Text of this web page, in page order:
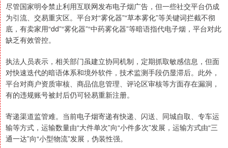
尽管国家明令禁止利用互联网发布电子烟广告，但一些社交平台仍成
为引流、交易重灾区。平台对“雾化器”“草本雾化”等关键词拦截不彻
底，有卖家用“dd”“雾化器”“中药雾化器”等暗语指代电子烟，平台对此
缺乏有效管控。
执法人员表示，相关部门虽建立协同机制，定期抓取敏感信息，但面
对快速迭代的暗语体系和境外软件，技术监测手段仍显滞后。此外，
平台对商户资质审核、商品信息管理、评论区审核等方面存在漏洞，
有的违规账号被封后仍可轻易重新注册。
寄递渠道监管难。当前电子烟寄递有快递、闪送、同城自取、专车运
输等方式，运输数量由“大件单次”向“小件多次”发展，运输方式由“三
通一达”向“小型物流”发展，伪装性强。